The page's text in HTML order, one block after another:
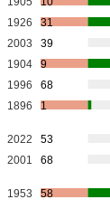
1926
31
2003
39
1904
9
1996
68
1896 1
2022
53
2001 68
1953 58